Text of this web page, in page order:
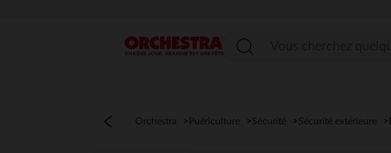
Menu
Orchestra Puériculture Sécurité Sécurité extérieure